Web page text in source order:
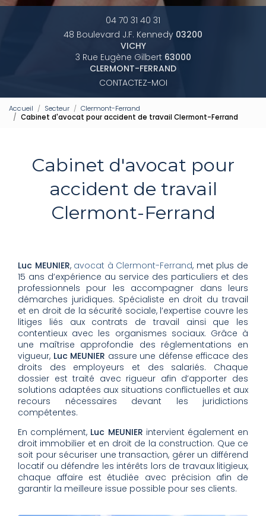
04 70 31 40 31
48 Boulevard J.F. Kennedy 03200
VICHY
3 Rue Eugène Gilbert 63000
CLERMONT-FERRAND
CONTACTEZ-MOI
Accueil Secteur
Clermont-Ferrand
Cabinet d'avocat pour accident de travail Clermont-Ferrand
Cabinet d'avocat pour
accident de travail
Clermont-Ferrand
Luc MEUNIER, avocat à Clermont-Ferrand, met plus de
15 ans d’expérience au service des particuliers et des
professionnels pour les accompagner dans leurs
démarches juridiques. Spécialiste en droit du travail
et en droit de la sécurité sociale, l’expertise couvre les
litiges liés aux contrats de travail ainsi que les
contentieux avec les organismes sociaux. Grâce à
une maîtrise approfondie des réglementations en
vigueur, Luc MEUNIER assure une défense efficace des
droits des employeurs et des salariés. Chaque
dossier est traité avec rigueur afin d’apporter des
solutions adaptées aux situations conflictuelles et aux
recours nécessaires devant les juridictions
compétentes.
En complément, Luc MEUNIER intervient également en
droit immobilier et en droit de la construction. Que ce
soit pour sécuriser une transaction, gérer un différend
locatif ou défendre les intérêts lors de travaux litigieux,
chaque affaire est étudiée avec précision afin de
garantir la meilleure issue possible pour ses clients.